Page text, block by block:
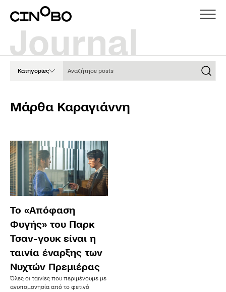
Κατηγορίες
Μάρθα Καραγιάννη
To «Απόφαση
Φυγής» του Παρκ
Τσαν-γουκ είναι η
ταινία έναρξης των
Νυχτών Πρεμιέρας
Όλες οι ταινίες που περιμένουμε με
ανυπομονησία από το φετινό